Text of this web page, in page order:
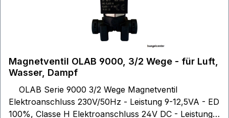
Magnetventil OLAB 9000, 3/2 Wege - für Luft,
Wasser, Dampf
OLAB Serie 9000 3/2 Wege Magnetventil
Elektroanschluss 230V/50Hz - Leistung 9-12,5VA - ED
100%, Classe H Elektroanschluss 24V DC - Leistung